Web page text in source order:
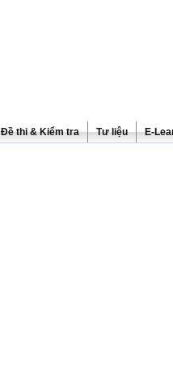
Đề thi & Kiểm tra Tư liệu E-